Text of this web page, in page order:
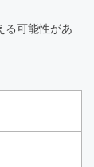
る可能性があ